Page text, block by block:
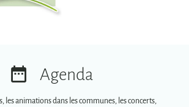
les animations dans les communes, les concerts,